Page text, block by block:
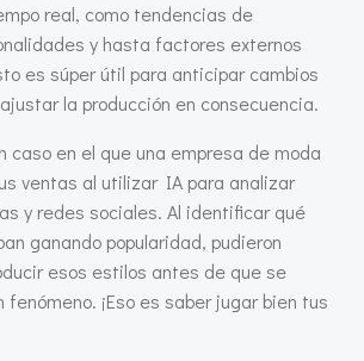
real, como tendencias de
y hasta factores externos
es súper útil para anticipar cambios
la producción en consecuencia.
caso en el que una empresa de moda
ventas al utilizar IA para analizar
y redes sociales. Al identificar qué
ganando popularidad, pudieron
esos estilos antes de que se
fenómeno. ¡Eso es saber jugar bien tus